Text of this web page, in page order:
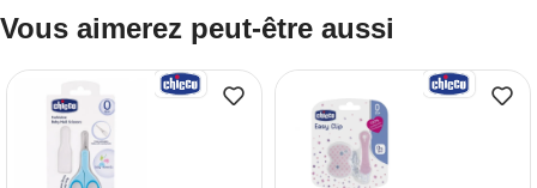
Vous aimerez peut-être aussi